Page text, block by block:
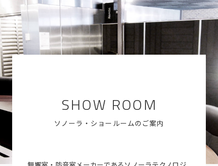
SHOW ROOM
ソノーラ・ショールームのご案内